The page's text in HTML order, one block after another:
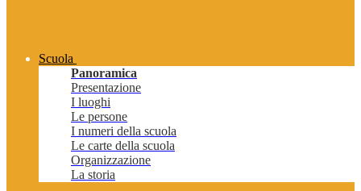
Scuola
Panoramica
Presentazione
I luoghi
Le persone
I numeri della scuola
Le carte della scuola
Organizzazione
La storia